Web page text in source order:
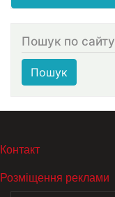
Пошук по сайту
Пошук
МЕНЮ В ПОДВАЛЕ
Контакт
Розміщення реклами